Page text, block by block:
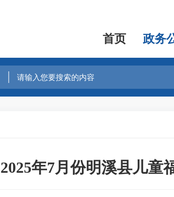
首页 政务
2025年7月份明溪县儿童